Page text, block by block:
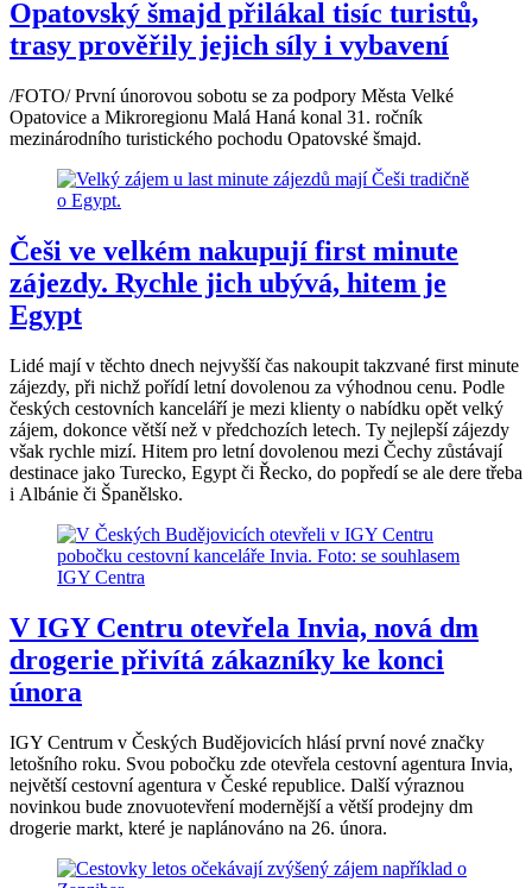
Opatovský šmajd přilákal tisíc turistů,
trasy prověřily jejich síly i vybavení
/FOTO/ První únorovou sobotu se za podpory Města Velké
Opatovice a Mikroregionu Malá Haná konal 31. ročník
mezinárodního turistického pochodu Opatovské šmajd.
Češi ve velkém nakupují first minute
zájezdy. Rychle jich ubývá, hitem je
Egypt
Lidé mají v těchto dnech nejvyšší čas nakoupit takzvané first minute
zájezdy, při nichž pořídí letní dovolenou za výhodnou cenu. Podle
českých cestovních kanceláří je mezi klienty o nabídku opět velký
zájem, dokonce větší než v předchozích letech. Ty nejlepší zájezdy
však rychle mizí. Hitem pro letní dovolenou mezi Čechy zůstávají
destinace jako Turecko, Egypt či Řecko, do popředí se ale dere třeba
i Albánie či Španělsko.
V IGY Centru otevřela Invia, nová dm
drogerie přivítá zákazníky ke konci
února
IGY Centrum v Českých Budějovicích hlásí první nové značky
letošního roku. Svou pobočku zde otevřela cestovní agentura Invia,
největší cestovní agentura v České republice. Další výraznou
novinkou bude znovuotevření modernější a větší prodejny dm
drogerie markt, které je naplánováno na 26. února.